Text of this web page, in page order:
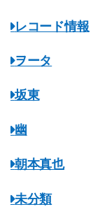
レコード情報
ヲータ
坂東
幽
朝本真也
未分類